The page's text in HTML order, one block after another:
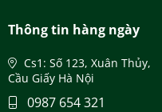
Thông tin hàng ngày
Cs1: Số 123, Xuân Thủy,
Cầu Giấy Hà Nội
0987 654 321